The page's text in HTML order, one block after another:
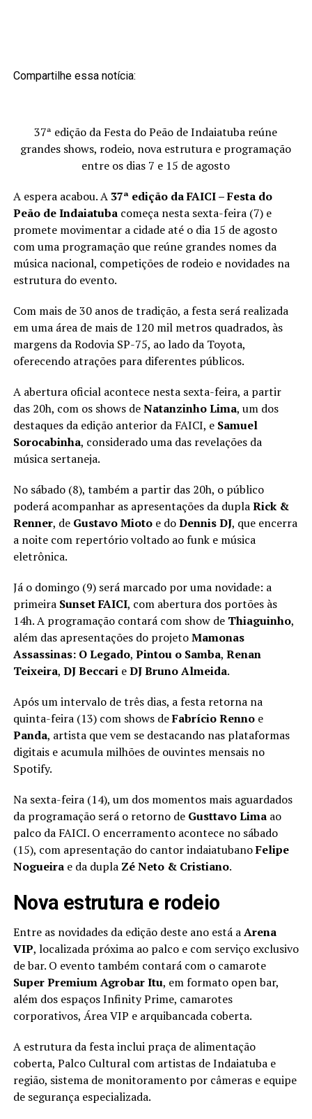
Compartilhe essa notícia:
37ª edição da Festa do Peão de Indaiatuba reúne
grandes shows, rodeio, nova estrutura e programação
entre os dias 7 e 15 de agosto
A espera acabou. A 37ª edição da FAICI – Festa do
Peão de Indaiatubacomeça nesta sexta-feira (7) e
promete movimentar a cidade até o dia 15 de agosto
com uma programação que reúne grandes nomes da
música nacional, competições de rodeio e novidades na
estrutura do evento.
Com mais de 30 anos de tradição, a festa será realizada
em uma área de mais de 120 mil metros quadrados, às
margens da Rodovia SP-75, ao lado da Toyota,
oferecendo atrações para diferentes públicos.
A abertura oficial acontece nesta sexta-feira, a partir
das 20h, com os shows deNatanzinho Lima, um dos
destaques da edição anterior da FAICI, e Samuel
Sorocabinha, considerado uma das revelações da
música sertaneja.
No sábado (8), também a partir das 20h, o público
poderá acompanhar as apresentações da duplaRick &
Renner, de Gustavo Miotoe doDennis DJ, que encerra
a noite com repertório voltado ao funk e música
eletrônica.
Já o domingo (9) será marcado por uma novidade: a
primeira Sunset FAICI, com abertura dos portões às
14h. A programação contará com show de Thiaguinho,
além das apresentações do projetoMamonas
Assassinas: O Legado, Pintou o Samba, Renan
Teixeira, DJ BeccarieDJ Bruno Almeida.
Após um intervalo de três dias, a festa retorna na
quinta-feira (13) com shows deFabrício Rennoe
Panda, artista que vem se destacando nas plataformas
digitais e acumula milhões de ouvintes mensais no
Spotify.
Na sexta-feira (14), um dos momentos mais aguardados
da programação será o retorno de Gusttavo Limaao
palco da FAICI. O encerramento acontece no sábado
(15), com apresentação do cantor indaiatubanoFelipe
Nogueirae da dupla Zé Neto & Cristiano.
Nova estrutura e rodeio
Entre as novidades da edição deste ano está aArena
VIP, localizada próxima ao palco e com serviço exclusivo
de bar. O evento também contará com o camarote
Super Premium Agrobar Itu, em formato open bar,
além dos espaços Infinity Prime, camarotes
corporativos, Área VIP e arquibancada coberta.
A estrutura da festa inclui praça de alimentação
coberta, Palco Cultural com artistas de Indaiatuba e
região, sistema de monitoramento por câmeras e equipe
de segurança especializada.